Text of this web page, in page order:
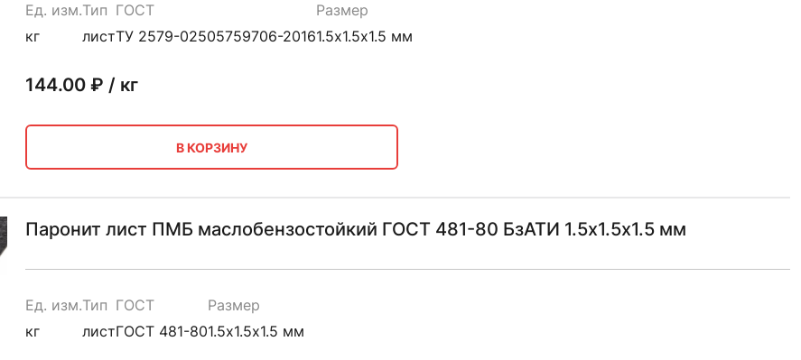
Ед. изм.
кг
Тип
лист
ГОСТ
ТУ 2579-02505759706-2016
Размер
1.5х1.5х1.5 мм
144.00₽ / кг
В КОРЗИНУ
Паронит лист ПМБ маслобензостойкий ГОСТ 481-80 БзАТИ 1.5х1.5х1.5 мм
Ед. изм.
кг
Тип
лист
ГОСТ
ГОСТ 481-80
Размер
1.5х1.5х1.5 мм